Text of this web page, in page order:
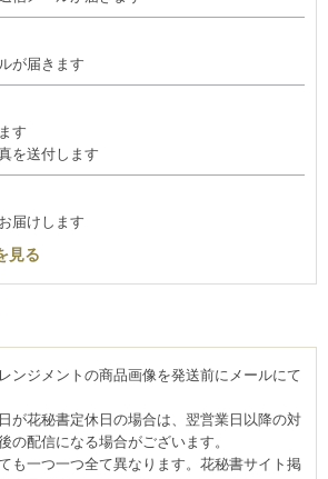
が届きます
す
を送付します
届けします
見る
ンジメントの商品画像を発送前にメールにて
が花秘書定休日の場合は、翌営業日以降の対
の配信になる場合がございます。
も一つ一つ全て異なります。花秘書サイト掲